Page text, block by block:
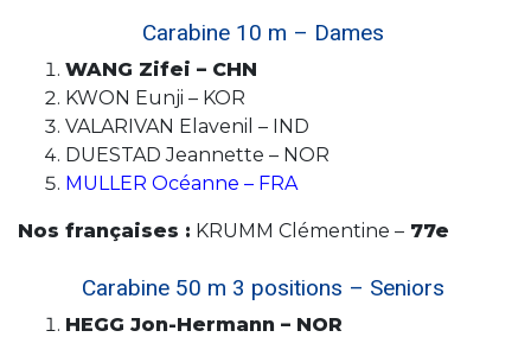
Carabine 10 m – Dames
WANG Zifei – CHN
KWON Eunji – KOR
VALARIVAN Elavenil – IND
DUESTAD Jeannette – NOR
MULLER Océanne – FRA
Nos françaises : KRUMM Clémentine – 77e
Carabine 50 m 3 positions – Seniors
HEGG Jon-Hermann – NOR